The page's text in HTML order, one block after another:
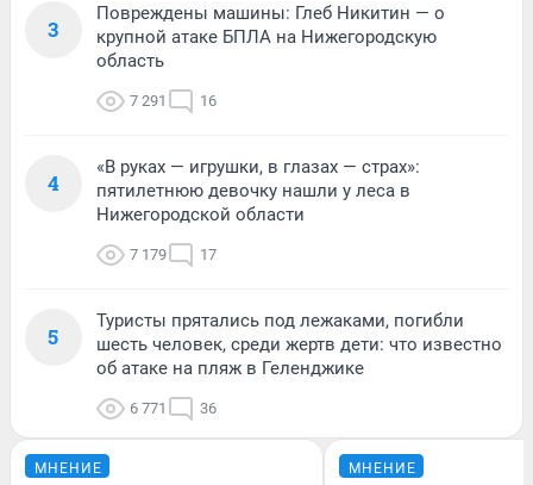
3
Повреждены машины: Глеб Никитин — о
крупной атаке БПЛА на Нижегородскую
область
7 291 16
4
«В руках — игрушки, в глазах — страх»:
пятилетнюю девочку нашли у леса в
Нижегородской области
7 179 17
5
Туристы прятались под лежаками, погибли
шесть человек, среди жертв дети: что известно
об атаке на пляж в Геленджике
6 771 36
МНЕНИЕ МНЕНИЕ